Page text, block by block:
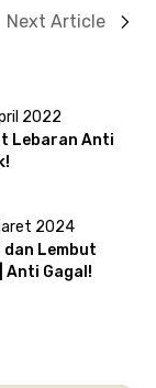
Next Article
2022
Lebaran Anti
2024
dan Lembut
Anti Gagal!